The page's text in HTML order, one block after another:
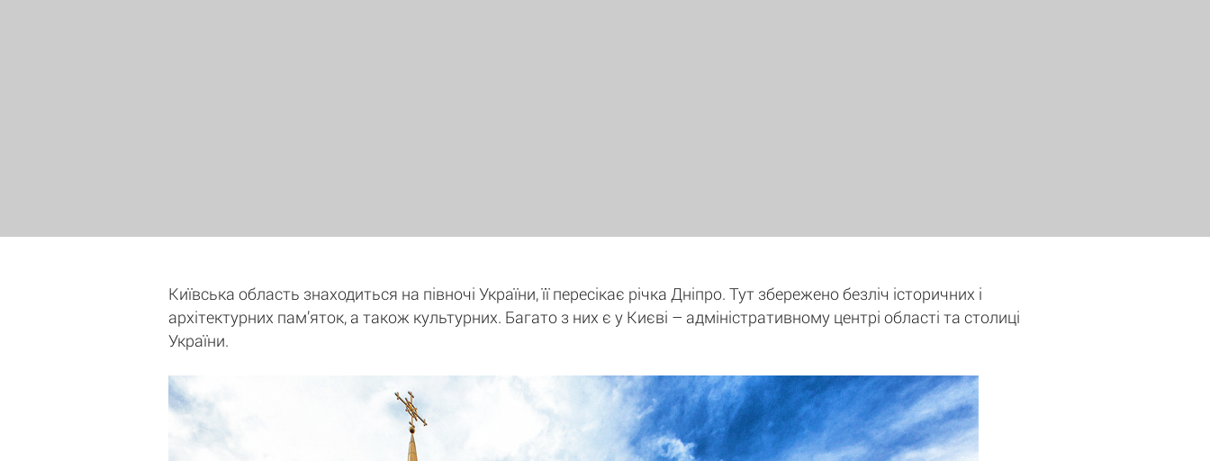
Київська область знаходиться на півночі України, її пересікає річка Дніпро. Тут збережено безліч історичних і
архітектурних пам’яток, а також культурних. Багато з них є у Києві – адміністративному центрі області та столиці
України.